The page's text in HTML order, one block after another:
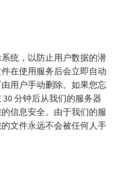
统，以防止用户数据的潜
在使用服务后会立即自动
用户手动删除。如果您忘
分钟后从我们的服务器
信息安全。由于我们的服
文件永远不会被任何人手